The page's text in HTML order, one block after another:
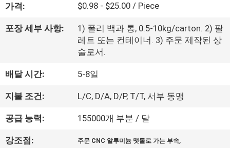
것
장
투
어
가격: $0.98 - $25.00 / Piece
포장 세부 사항:
1) 폴리 백과 통, 0.5-10kg/carton. 2) 팔
레트 또는 컨테이너. 3) 주문 제작된 상
술로서.
배달 시간: 5-8일
지불 조건: L/C, D/A, D/P, T/T, 서부 동맹
공급 능력: 155000개 부분 / 달
강조점: 주문 CNC 알루미늄 맷돌로 가는 부속,